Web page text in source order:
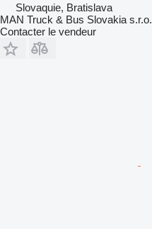
Slovaquie, Bratislava
MAN Truck & Bus Slovakia s.r.o.
Contacter le vendeur